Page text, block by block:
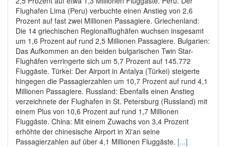
Flughafen Lima (Peru) verbuchte einen Anstieg von 2,6
Prozent auf fast zwei Millionen Passagiere. Griechenland:
Die 14 griechischen Regionalflughäfen wuchsen insgesamt
um 1,6 Prozent auf rund 2,5 Millionen Passagiere. Bulgarien:
Das Aufkommen an den beiden bulgarischen Twin Star-
Flughäfen verringerte sich um 5,7 Prozent auf 145.772
Fluggäste. Türkei: Der Airport in Antalya (Türkei) steigerte
hingegen die Passagierzahlen um 10,7 Prozent auf rund 4,1
Millionen Passagiere. Russland: Ebenfalls einen Anstieg
verzeichnete der Flughafen in St. Petersburg (Russland) mit
einem Plus von 10,6 Prozent auf rund 1,7 Millionen
Fluggäste. China: Mit einem Zuwachs von 3,4 Prozent
erhöhte der chinesische Airport in Xi'an seine
Passagierzahlen auf über 4,1 Millionen Fluggäste. [...]